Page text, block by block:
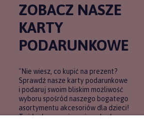
ZOBACZ NASZE
KARTY
PODARUNKOWE
"Nie wiesz, co kupić na prezent?
Sprawdź nasze karty podarunkowe
i podaruj swoim bliskim możliwość
wyboru spośród naszego bogatego
asortymentu akcesoriów dla dzieci!
To idealne rozwiązanie, gdy chcesz